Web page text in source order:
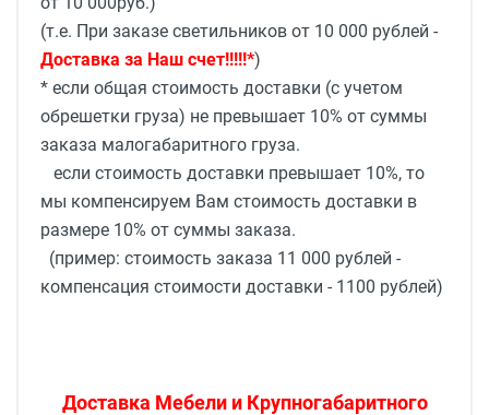
(т.е. При заказе светильников от 10 000 рублей -
Доставка за Наш счет!!!!!*)
* если общая стоимость доставки (с учетом
обрешетки груза) не превышает 10% от суммы
заказа малогабаритного груза.
если стоимость доставки превышает 10%, то
мы компенсируем Вам стоимость доставки в
размере 10% от суммы заказа.
(пример: стоимость заказа 11 000 рублей -
компенсация стоимости доставки - 1100 рублей)
Доставка Мебели и Крупногабаритного